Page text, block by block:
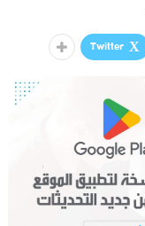
Twitter